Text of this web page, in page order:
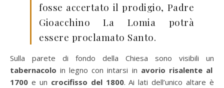
fosse accertato il prodigio, Padre
Gioacchino La Lomia potrà
essere proclamato Santo.
Sulla parete di fondo della Chiesa sono visibili un
tabernacolo in legno con intarsi in avorio risalente al
1700 e un crocifisso del 1800. Ai lati dell’unico altare è